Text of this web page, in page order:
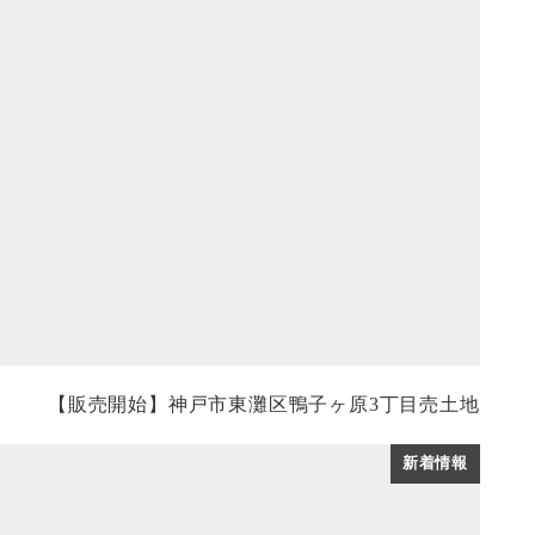
【販売開始】神戸市東灘区鴨子ヶ原3丁目売土地
新着情報